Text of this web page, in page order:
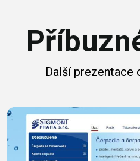
Další prezentace